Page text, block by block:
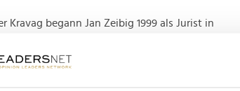
Kravag begann Jan Zeibig 1999 als Jurist in
mehr als zwei Jahrzehnten leitete er unter
Kravag-Logistic und zeichnete für die
Seit 2018 leitet Zeibig den
führt er zusätzlich zum Vorstandsmandat